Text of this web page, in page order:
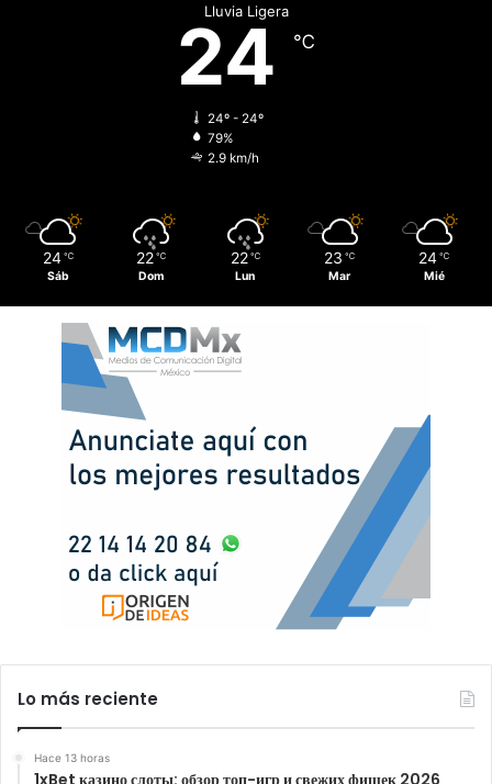
Lluvia Ligera
24 ℃
24º - 24º
79%
2.9 km/h
24 ℃
Sáb
22 ℃
Dom
22 ℃
Lun
23 ℃
Mar
24 ℃
Mié
Lo más reciente
Hace 13 horas
1xBet казино слоты: обзор топ-игр и свежих фишек 2026